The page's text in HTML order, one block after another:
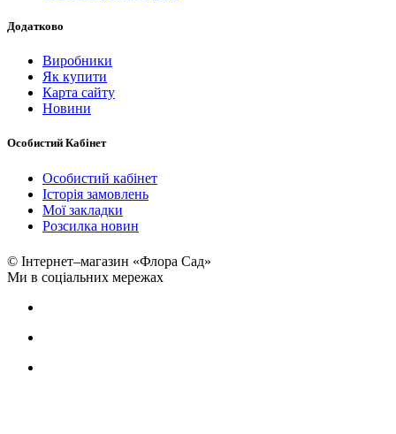
Додатково
Виробники
Як купити
Карта сайту
Новини
Особистий Кабінет
Особистий кабінет
Історія замовлень
Мої закладки
Розсилка новин
© Інтернет–магазин «Флора Сад»
Ми в соціальних мережах